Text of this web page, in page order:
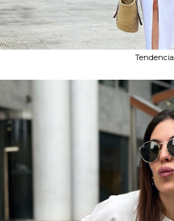
Tendencia